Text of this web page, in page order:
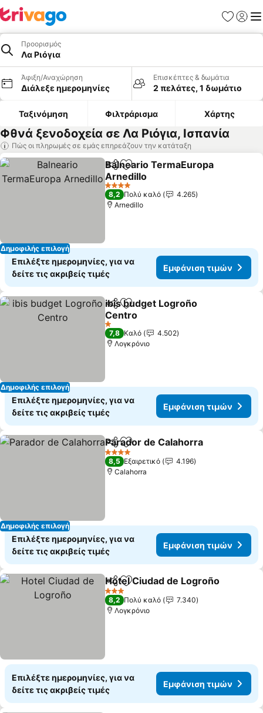
Προορισμός
Λα Ριόγια
Άφιξη/Αναχώρηση
Διάλεξε ημερομηνίες
Επισκέπτες & δωμάτια
2 πελάτες, 1 δωμάτιο
Ταξινόμηση Φιλτράρισμα Χάρτης
Φθνά ξενοδοχεία σε Λα Ριόγια, Ισπανία
Πώς οι πληρωμές σε εμάς επηρεάζουν την κατάταξη
Δημοφιλής επιλογή
Κοινοποίηση
Προσθήκη στα αγαπημένα
Balneario TermaEuropa
Arnedillo
4 Αστέρια
8,2 Πολύ καλό
4.265
Arnedillo
Επιλέξτε ημερομηνίες, για να
δείτε τις ακριβείς τιμές
Εμφάνιση τιμών
Δημοφιλής επιλογή
Κοινοποίηση
Προσθήκη στα αγαπημένα
ibis budget Logroño
Centro
1 Αστέρια
7,8 Καλό
4.502
Λογκρόνιο
Επιλέξτε ημερομηνίες, για να
δείτε τις ακριβείς τιμές
Εμφάνιση τιμών
Δημοφιλής επιλογή
Κοινοποίηση
Προσθήκη στα αγαπημένα
Parador de Calahorra
4 Αστέρια
8,5 Εξαιρετικό
4.196
Calahorra
Επιλέξτε ημερομηνίες, για να
δείτε τις ακριβείς τιμές
Εμφάνιση τιμών
Κοινοποίηση
Προσθήκη στα αγαπημένα
Hotel Ciudad de Logroño
3 Αστέρια
8,2 Πολύ καλό
7.340
Λογκρόνιο
Επιλέξτε ημερομηνίες, για να
δείτε τις ακριβείς τιμές
Εμφάνιση τιμών